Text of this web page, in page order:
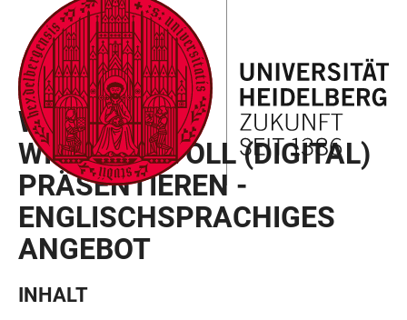
LINKS
ZUR
BARRIEREFREIHEIT
ZUM
HAUPTINHALT
HAUPTNAVIGATION
ÖFFNEN
WEBSEITENSUCHE
ÖFFNEN
SEMESTERBEGLEITPROGRAMM
WORKSHOP:
WIRKUNGSVOLL (DIGITAL)
PRÄSENTIEREN -
ENGLISCHSPRACHIGES
ANGEBOT
INHALT